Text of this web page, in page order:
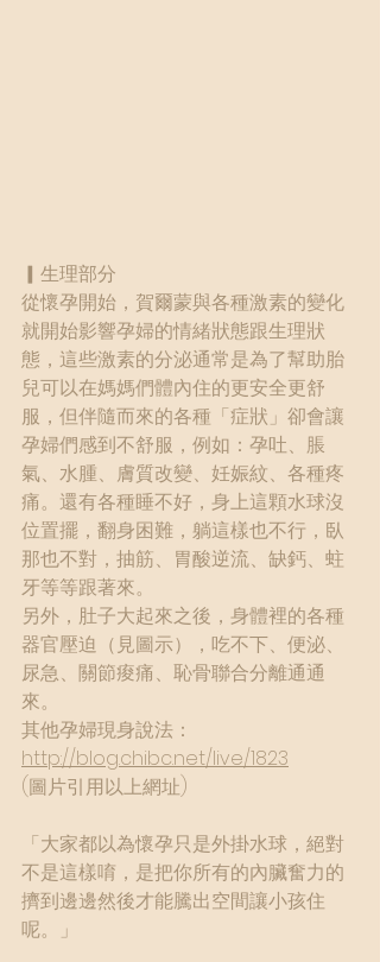
▎生理部分
從懷孕開始，賀爾蒙與各種激素的變化
就開始影響孕婦的情緒狀態跟生理狀
態，這些激素的分泌通常是為了幫助胎
兒可以在媽媽們體內住的更安全更舒
服，但伴隨而來的各種「症狀」卻會讓
孕婦們感到不舒服，例如：孕吐、脹
氣、水腫、膚質改變、妊娠紋、各種疼
痛。還有各種睡不好，身上這顆水球沒
位置擺，翻身困難，躺這樣也不行，臥
那也不對，抽筋、胃酸逆流、缺鈣、蛀
牙等等跟著來。
另外，肚子大起來之後，身體裡的各種
器官壓迫（見圖示），吃不下、便泌、
尿急、關節痠痛、恥骨聯合分離通通
來。
其他孕婦現身說法：
http://blog.chibc.net/live/1823
(圖片引用以上網址)
「大家都以為懷孕只是外掛水球，絕對
不是這樣唷，是把你所有的內臟奮力的
擠到邊邊然後才能騰出空間讓小孩住
呢。」